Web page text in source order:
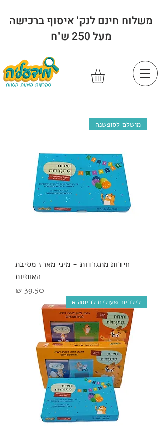
משלוח חינם לנק' איסוף ברכישה
מעל 250 ש"ח
מושלם לסופשנה
חידות מתגרדות - מיני מארז מסיבת
האותיות
מחיר
לילדים שעולים לכיתה א